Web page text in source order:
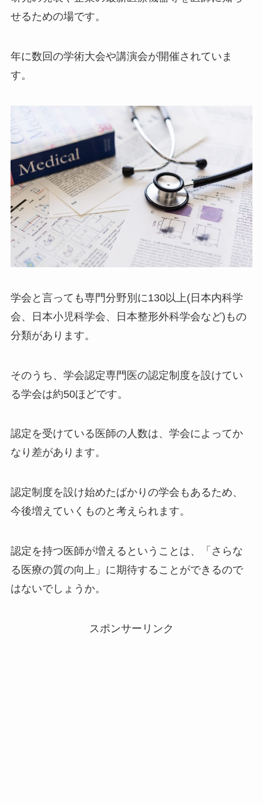
せるための場です。
年に数回の学術大会や講演会が開催されていま
す。
学会と言っても専門分野別に130以上(日本内科学
会、日本小児科学会、日本整形外科学会など)もの
分類があります。
そのうち、学会認定専門医の認定制度を設けてい
る学会は約50ほどです。
認定を受けている医師の人数は、学会によってか
なり差があります。
認定制度を設け始めたばかりの学会もあるため、
今後増えていくものと考えられます。
認定を持つ医師が増えるということは、「さらな
る医療の質の向上」に期待することができるので
はないでしょうか。
スポンサーリンク